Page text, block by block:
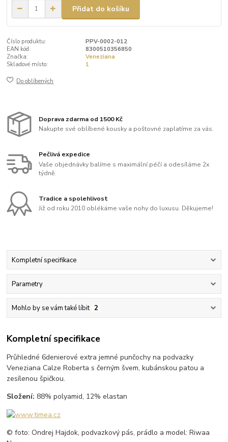
Přidat do košíku
Číslo produktu:
PPV-0002-012
EAN kód:
8300510356850
Značka:
Veneziana
Skladové místo:
1
Do oblíbených
Doprava zdarma od 1500 Kč
Nakupte své oblíbené kousky a poštovné zaplatíme za vás.
Pečlivá expedice
Vaše objednávky balíme s maximální péčí a odesíláme 2x
týdně.
Tradice a spolehlivost
Již od roku 2010 oblékáme vaše nohy do luxusu. Děkujeme!
Kompletní specifikace
Parametry
Mohlo by se vám také líbit 2
Kompletní specifikace
Průhledné 6denierové extra jemné punčochy na podvazky
Veneziana Calze Roberta s černým švem, kubánskou patou a
zesílenou špičkou.
Složení: 88% polyamid, 12% elastan
© foto: Ondrej Hajdok, podvazkový pás, prádlo a model: Riwaa